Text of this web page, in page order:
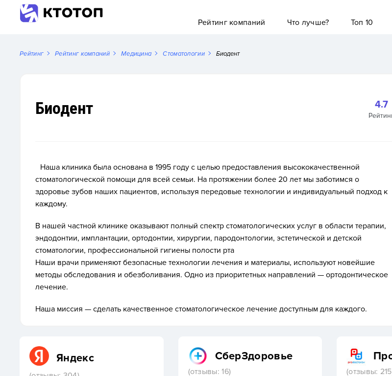
Рейтинг компаний
Что лучше? Топ 10
Рейтинг Рейтинг компаний Медицина Стоматологии Биодент
Биодент 4.7
Наша клиника была основана в 1995 году с целью предоставления высококачественной
стоматологической помощи для всей семьи. На протяжении более 20 лет мы заботимся о
здоровье зубов наших пациентов, используя передовые технологии и индивидуальный подход к
каждому.
В нашей частной клинике оказывают полный спектр стоматологических услуг в области терапии,
эндодонтии, имплантации, ортодонтии, хирургии, пародонтологии, эстетической и детской
стоматологии, профессиональной гигиены полости рта
Наши врачи применяют безопасные технологии лечения и материалы, используют новейшие
методы обследования и обезболивания. Одно из приоритетных направлений — ортодонтическое
лечение.
Наша миссия — сделать качественное стоматологическое лечение доступным для каждого.
Яндекс СберЗдоровье
(отзывы: 16) (отзывы: